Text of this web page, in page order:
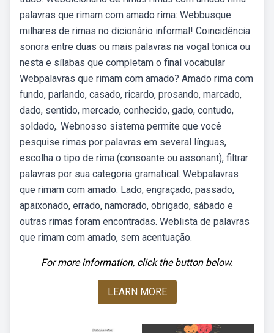
palavras que rimam com amado rima: Webbusque
milhares de rimas no dicionário informal! Coincidência
sonora entre duas ou mais palavras na vogal tonica ou
nesta e sílabas que completam o final vocabular
Webpalavras que rimam com amado? Amado rima com
fundo, parlando, casado, ricardo, prosando, marcado,
dado, sentido, mercado, conhecido, gado, contudo,
soldado,. Webnosso sistema permite que você
pesquise rimas por palavras em several línguas,
escolha o tipo de rima (consoante ou assonant), filtrar
palavras por sua categoria gramatical. Webpalavras
que rimam com amado. Lado, engraçado, passado,
apaixonado, errado, namorado, obrigado, sábado e
outras rimas foram encontradas. Weblista de palavras
que rimam com amado, sem acentuação.
For more information, click the button below.
LEARN MORE